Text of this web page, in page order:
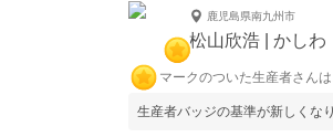
鹿児島県南九州市
松山欣浩 | かしわ
マークのついた生産者さん
生産者バッジの基準が新しくな